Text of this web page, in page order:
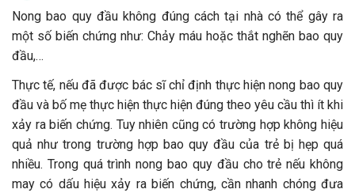
Nong bao quy đầu không đúng cách tại nhà có thể gây ra
một số biến chứng như: Chảy máu hoặc thắt nghẽn bao quy
đầu,…
Thực tế, nếu đã được bác sĩ chỉ định thực hiện nong bao quy
đầu và bố mẹ thực hiện thực hiện đúng theo yêu cầu thì ít khi
xảy ra biến chứng. Tuy nhiên cũng có trường hợp không hiệu
quả như trong trường hợp bao quy đầu của trẻ bị hẹp quá
nhiều. Trong quá trình nong bao quy đầu cho trẻ nếu không
may có dấu hiệu xảy ra biến chứng, cần nhanh chóng đưa